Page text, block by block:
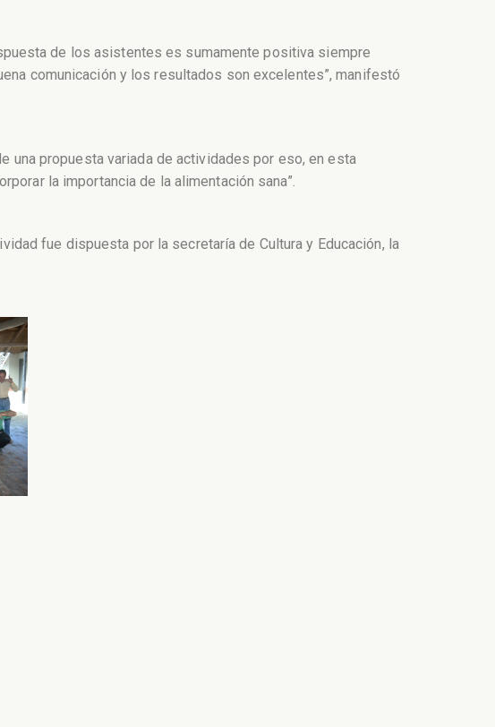
de los asistentes es sumamente positiva siempre
comunicación y los resultados son excelentes”, manifestó
una propuesta variada de actividades por eso, en esta
la importancia de la alimentación sana”.
fue dispuesta por la secretaría de Cultura y Educación, la